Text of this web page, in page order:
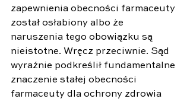
zapewnienia obecności farmaceuty
został osłabiony albo że
naruszenia tego obowiązku są
nieistotne. Wręcz przeciwnie. Sąd
wyraźnie podkreślił fundamentalne
znaczenie stałej obecności
farmaceuty dla ochrony zdrowia